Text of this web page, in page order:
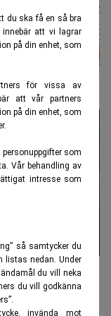
du ska få en så bra
innebär att vi lagrar
på din enhet, som
för vissa av
att vår partners
på din enhet, som
som
Vår behandling av
intresse som
så samtycker du
listas nedan. Under
du vill neka
du vill godkänna
invända mot
rekordhöga